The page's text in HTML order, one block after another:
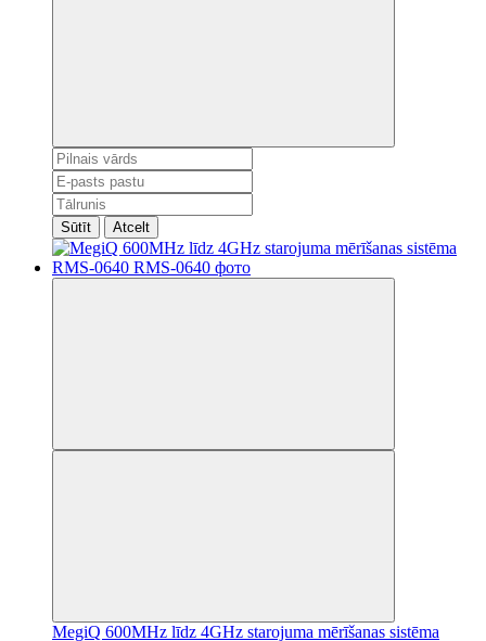
Sūtīt Atcelt
MegiQ 600MHz līdz 4GHz starojuma mērīšanas sistēma